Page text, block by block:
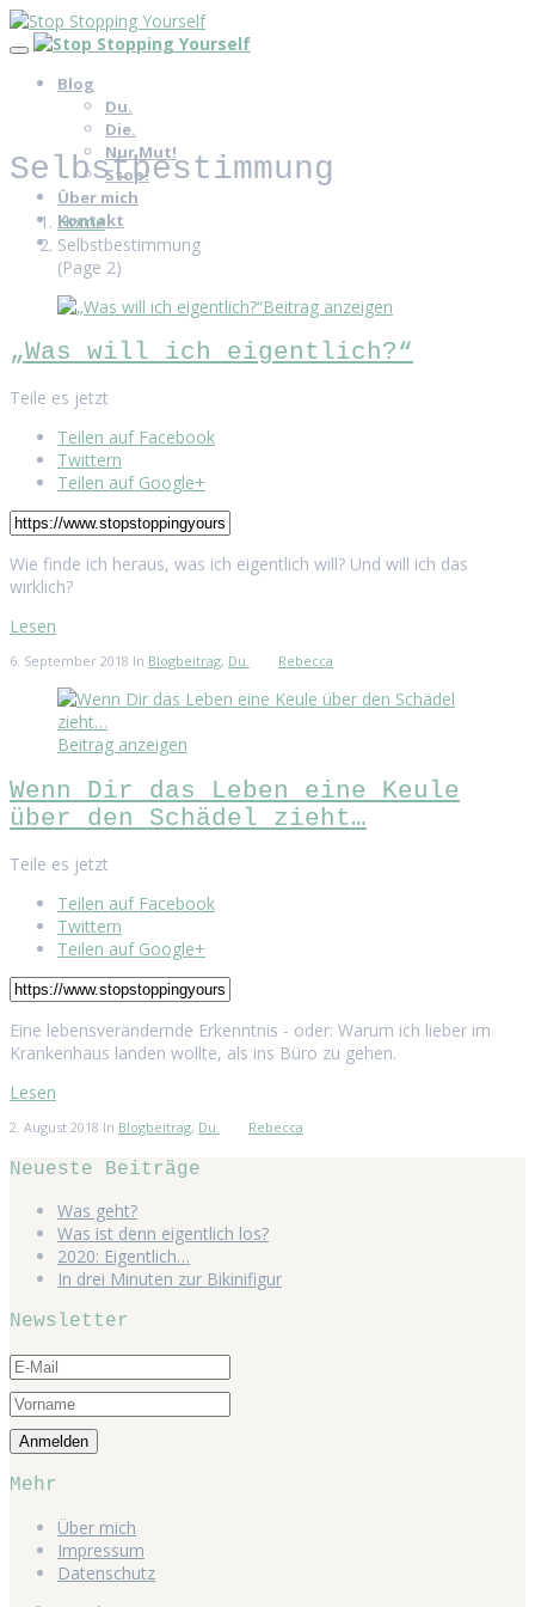
Blog
Du.
Die.
Nur Mut!
Stop!
Über mich
Kontakt
Selbstbestimmung
Home
Selbstbestimmung
(Page 2)
Beitrag anzeigen
„Was will ich eigentlich?“
Teile es jetzt
Teilen auf Facebook
Twittern
Teilen auf Google+
Wie finde ich heraus, was ich eigentlich will? Und will ich das
wirklich?
Lesen
6. September 2018 In Blogbeitrag, Du. Rebecca
Beitrag anzeigen
Wenn Dir das Leben eine Keule
über den Schädel zieht…
Teile es jetzt
Teilen auf Facebook
Twittern
Teilen auf Google+
Eine lebensverändernde Erkenntnis - oder: Warum ich lieber im
Krankenhaus landen wollte, als ins Büro zu gehen.
Lesen
2. August 2018 In Blogbeitrag, Du. Rebecca
Neueste Beiträge
Was geht?
Was ist denn eigentlich los?
2020: Eigentlich…
In drei Minuten zur Bikinifigur
Newsletter
Mehr
Über mich
Impressum
Datenschutz